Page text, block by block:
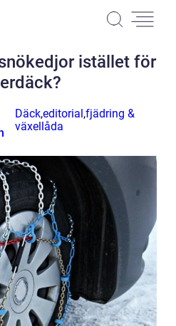
istället för
Däck,editorial,fjädring &
växellåda